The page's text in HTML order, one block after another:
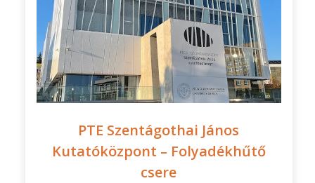
PTE Szentágothai János
Kutatóközpont – Folyadékhűtő
csere